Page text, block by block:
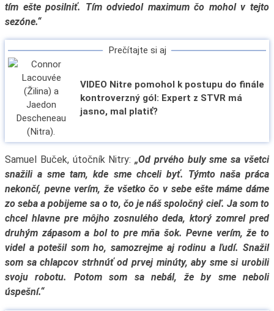
tím ešte posilniť. Tím odviedol maximum čo mohol v tejto
sezóne.“
Prečítajte si aj
VIDEO Nitre pomohol k postupu do finále
kontroverzný gól: Expert z STVR má
jasno, mal platiť?
Samuel Buček, útočník Nitry:„Od prvého buly sme sa všetci
snažili a sme tam, kde sme chceli byť. Týmto naša práca
nekončí, pevne verím, že všetko čo v sebe ešte máme dáme
zo seba a pobijeme sa o to, čo je náš spoločný cieľ. Ja som to
chcel hlavne pre môjho zosnulého deda, ktorý zomrel pred
druhým zápasom a bol to pre mňa šok. Pevne verím, že to
videl a potešil som ho, samozrejme aj rodinu a ľudí. Snažil
som sa chlapcov strhnúť od prvej minúty, aby sme si urobili
svoju robotu. Potom som sa nebál, že by sme neboli
úspešní.“